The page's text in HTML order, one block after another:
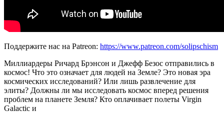
Поддержите нас на Patreon: https://www.patreon.com/solipschism
Миллиардеры Ричард Брэнсон и Джефф Безос отправились в
космос! Что это означает для людей на Земле? Это новая эра
космических исследований? Или лишь развлечение для
элиты? Должны ли мы исследовать космос вперед решения
проблем на планете Земля? Кто оплачивает полеты Virgin
Galactic и